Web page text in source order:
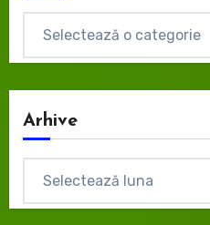
Arhive